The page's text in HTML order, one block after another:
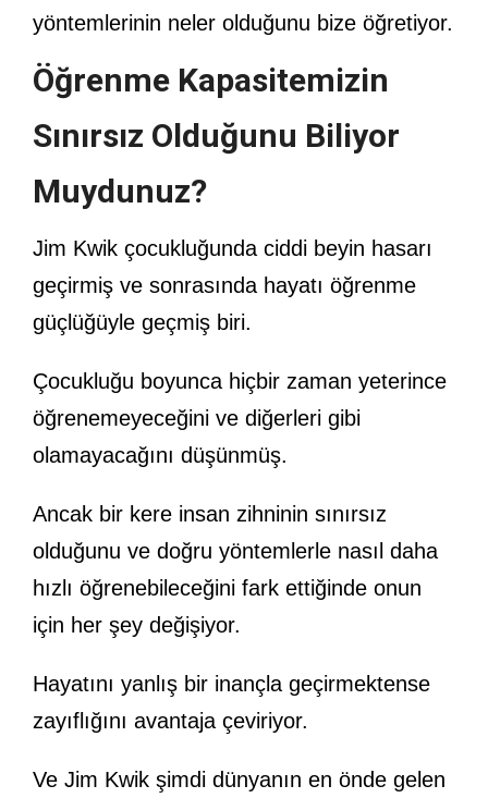
yöntemlerinin neler olduğunu bize öğretiyor.
Öğrenme Kapasitemizin
Sınırsız Olduğunu Biliyor
Muydunuz?
Jim Kwik çocukluğunda ciddi beyin hasarı
geçirmiş ve sonrasında hayatı öğrenme
güçlüğüyle geçmiş biri.
Çocukluğu boyunca hiçbir zaman yeterince
öğrenemeyeceğini ve diğerleri gibi
olamayacağını düşünmüş.
Ancak bir kere insan zihninin sınırsız
olduğunu ve doğru yöntemlerle nasıl daha
hızlı öğrenebileceğini fark ettiğinde onun
için her şey değişiyor.
Hayatını yanlış bir inançla geçirmektense
zayıflığını avantaja çeviriyor.
Ve Jim Kwik şimdi dünyanın en önde gelen